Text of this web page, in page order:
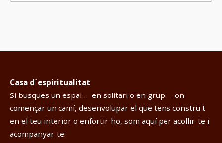
Casa d´espiritualitat
Si busques un espai —en solitari o en grup— on
començar un camí, desenvolupar el que tens construït
en el teu interior o enfortir-ho, som aquí per acollir-te i
acompanyar-te.